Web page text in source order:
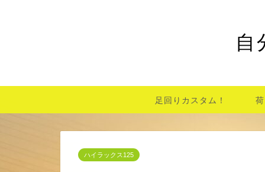
自
足回りカスタム！
ハイラックス125